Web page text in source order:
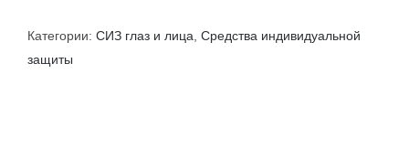
Категории: СИЗ глаз и лица Средства индивидуальной
защиты